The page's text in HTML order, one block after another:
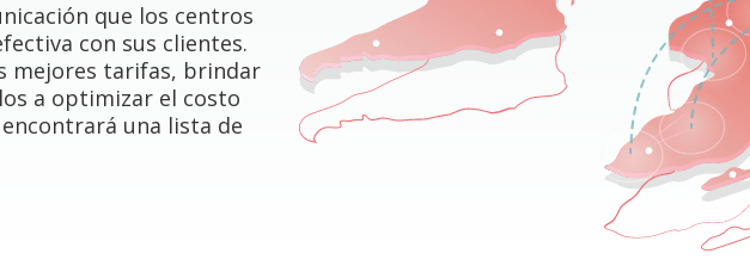
que los centros
con sus clientes.
mejores tarifas, brindar
a optimizar el costo
una lista de